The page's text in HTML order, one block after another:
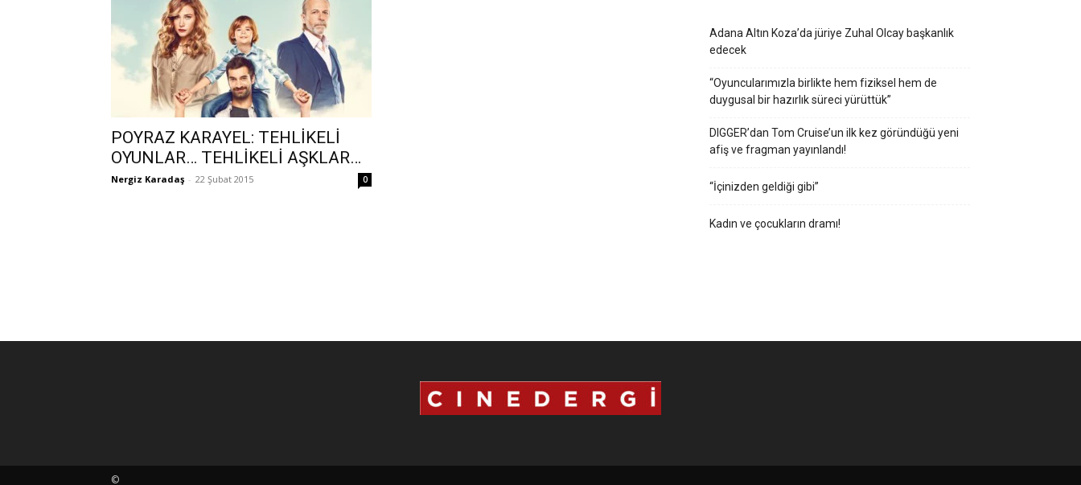
POYRAZ KARAYEL: TEHLİKELİ
OYUNLAR… TEHLİKELİ AŞKLAR…
Nergiz Karadaş - 22 Şubat 2015 0
Adana Altın Koza’da jüriye Zuhal Olcay başkanlık
edecek
“Oyuncularımızla birlikte hem fiziksel hem de
duygusal bir hazırlık süreci yürüttük”
DIGGER’dan Tom Cruise’un ilk kez göründüğü yeni
afiş ve fragman yayınlandı!
“İçinizden geldiği gibi”
Kadın ve çocukların dramı!
©